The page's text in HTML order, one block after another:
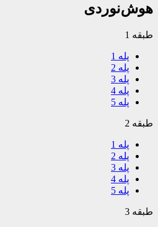
هوش‌نوردی
طبقه 1
پله 1
پله 2
پله 3
پله 4
پله 5
طبقه 2
پله 1
پله 2
پله 3
پله 4
پله 5
طبقه 3